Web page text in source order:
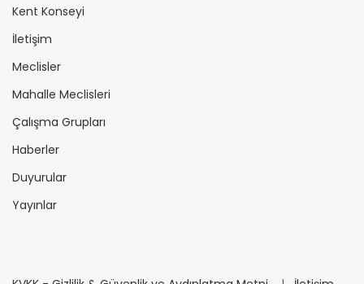
Kent Konseyi
İletişim
Meclisler
Mahalle Meclisleri
Çalışma Grupları
Haberler
Duyurular
Yayınlar